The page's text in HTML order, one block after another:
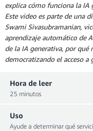
explica cómo funciona la IA
Este video es parte de una
Swami Sivasubramanian,
aprendizaje automático de
de la IA generativa, por qué
democratizando el acceso a
Hora de leer
25 minutos
Uso
Ayude a determinar qué